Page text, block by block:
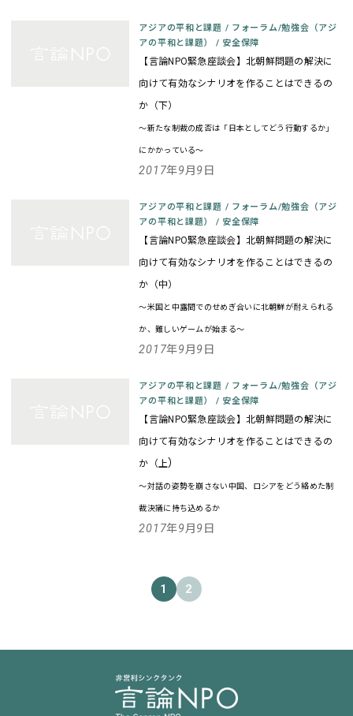
アジアの平和と課題 / フォーラム/勉強会（アジ
アの平和と課題） / 安全保障
【言論NPO緊急座談会】北朝鮮問題の解決に
向けて有効なシナリオを作ることはできるの
か（下）
～新たな制裁の成否は「日本としてどう行動するか」
にかかっている～
2017年9月9日
アジアの平和と課題 / フォーラム/勉強会（アジ
アの平和と課題） / 安全保障
【言論NPO緊急座談会】北朝鮮問題の解決に
向けて有効なシナリオを作ることはできるの
か（中）
～米国と中露間でのせめぎ合いに北朝鮮が耐えられる
か、難しいゲームが始まる～
2017年9月9日
アジアの平和と課題 / フォーラム/勉強会（アジ
アの平和と課題） / 安全保障
【言論NPO緊急座談会】北朝鮮問題の解決に
向けて有効なシナリオを作ることはできるの
か（上）
～対話の姿勢を崩さない中国、ロシアをどう絡めた制
裁決議に持ち込めるか
2017年9月9日
1 2